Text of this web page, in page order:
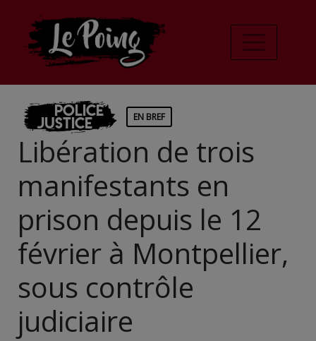
Police
Justice EN BREF
Libération de trois
manifestants en
prison depuis le 12
février à Montpellier,
sous contrôle
judiciaire